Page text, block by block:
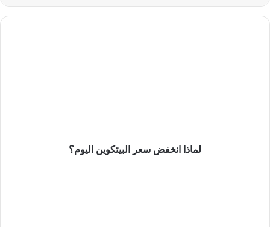
العملات الرقمية هذا الأسبوع، وتحديداً من 24 فبراير إلى 3 مارس.
لماذا انخفض سعر البيتكوين اليوم؟